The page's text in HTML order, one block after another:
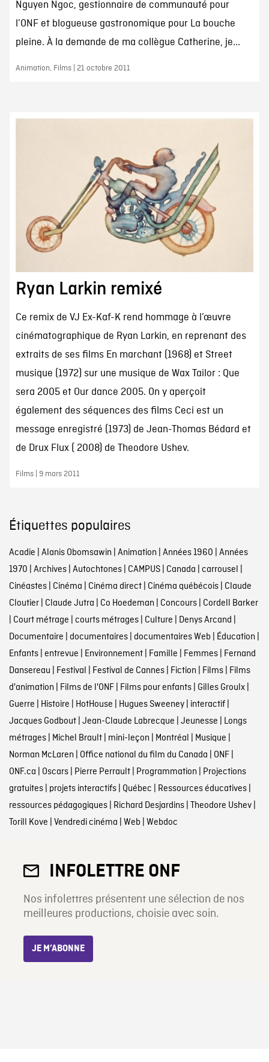
Nguyen Ngoc, gestionnaire de communauté pour
l’ONF et blogueuse gastronomique pour La bouche
pleine. À la demande de ma collègue Catherine, je...
Animation, Films | 21 octobre 2011
Ryan Larkin remixé
Ce remix de VJ Ex-Kaf-K rend hommage à l’œuvre
cinématographique de Ryan Larkin, en reprenant des
extraits de ses films En marchant (1968) et Street
musique (1972) sur une musique de Wax Tailor : Que
sera 2005 et Our dance 2005. On y aperçoit
également des séquences des films Ceci est un
message enregistré (1973) de Jean-Thomas Bédard et
de Drux Flux ( 2008) de Theodore Ushev.
Films | 9 mars 2011
Étiquettes populaires
Acadie | Alanis Obomsawin | Animation | Années 1960 | Années
1970 | Archives| Autochtones| CAMPUS| Canada | carrousel |
Cinéastes| Cinéma | Cinéma direct| Cinéma québécois| Claude
Cloutier| Claude Jutra | Co Hoedeman | Concours| Cordell Barker
| Court métrage | courts métrages| Culture | Denys Arcand |
Documentaire | documentaires| documentaires Web | Éducation |
Enfants| entrevue | Environnement| Famille | Femmes| Fernand
Dansereau | Festival | Festival de Cannes| Fiction | Films| Films
d'animation | Films de l'ONF| Films pour enfants| Gilles Groulx|
Guerre | Histoire | HotHouse | Hugues Sweeney| interactif|
Jacques Godbout| Jean-Claude Labrecque | Jeunesse | Longs
métrages| Michel Brault| mini-leçon | Montréal | Musique |
Norman McLaren | Office national du film du Canada | ONF|
ONF.ca | Oscars| Pierre Perrault| Programmation | Projections
gratuites| projets interactifs| Québec | Ressources éducatives|
ressources pédagogiques| Richard Desjardins| Theodore Ushev|
Torill Kove | Vendredi cinéma | Web | Webdoc
INFOLETTRE ONF
Nos infolettres présentent une sélection de nos
meilleures productions, choisie avec soin.
JE M’ABONNE